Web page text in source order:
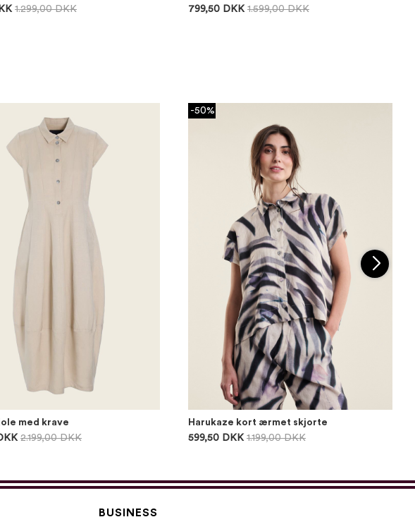
1.299,00 DKK
799,50 DKK 1.599,00 DKK
med krave
2.199,00 DKK
-50%
Harukaze kort ærmet skjorte
599,50 DKK 1.199,00 DKK
BUSINESS